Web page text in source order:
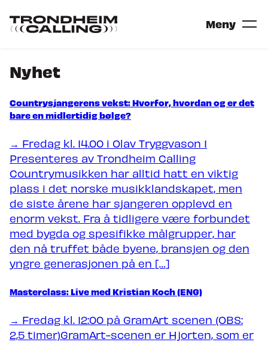
til
hovedinnhold
Gå
Meny
Festival
ARTISTER
SCENER
VIL DU SPILLE PÅ
Konferanse
KONFERANSEPOSTER
NORDIC INCUBATOR
Nyheter
Om Trondheim Calling
Nyhet
Countrysjangerens vekst: Hvorfor, hvordan og er det
bare en midlertidig bølge?
→ Fredag kl. 14.00 i Olav Tryggvason 1
Presenteres av Trondheim Calling
Countrymusikken har alltid hatt en viktig
plass i det norske musikklandskapet, men
de siste årene har sjangeren opplevd en
enorm vekst. Fra å tidligere være forbundet
med bygda og spesifikke målgrupper, har
den nå truffet både byene, bransjen og den
yngre generasjonen på en […]
Masterclass: Live med Kristian Koch (ENG)
→ Fredag kl. 12:00 på GramArt scenen (OBS:
2,5 timer)GramArt-scenen er Hjorten, som er